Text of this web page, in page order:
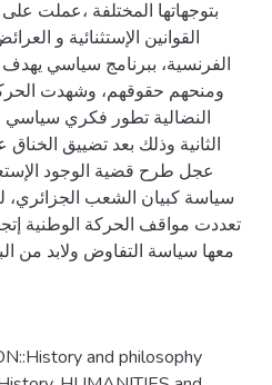
بتوجهاتها
القوانين‬ ‫الإستثنائية و
الفرنسية‪ ،‬ببرنامج
ومنحهم حقوقهم‪
‫النضالية تطور فكري سياسي
الثانية وذلك بعد تضييق‬
عجل طرح قضية الوجود
تعددت مواقف‬ ‫الحركة الوطنية
معها سياسة التفاوض ولابد من
and philosophy